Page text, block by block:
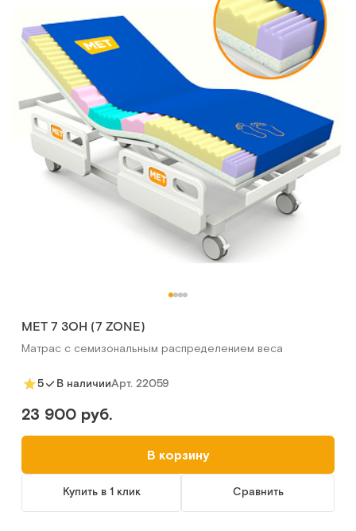
MET 7 ЗОН (7 ZONE)
Матрас c семизональным распределением веса
5 В наличииАрт. 22059
23 900 руб.
В корзину
Купить в 1 клик Сравнить